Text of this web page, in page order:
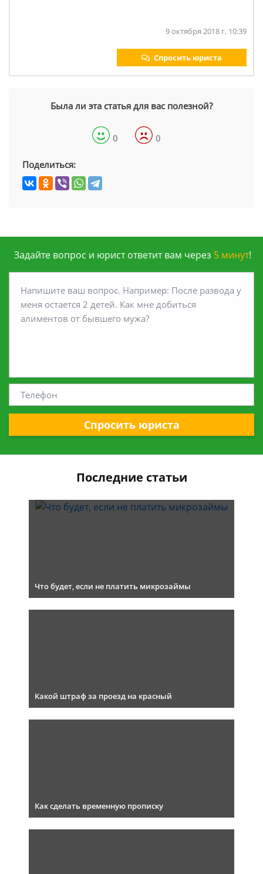
9 октября 2018 г. 10:39
Спросить юриста
Была ли эта статья для вас полезной?
0 0
Поделиться:
Задайте вопрос и юрист ответит вам через 5 минут!
Спросить юриста
Последние статьи
Что будет, если не платить микрозаймы
Какой штраф за проезд на красный
Как сделать временную прописку